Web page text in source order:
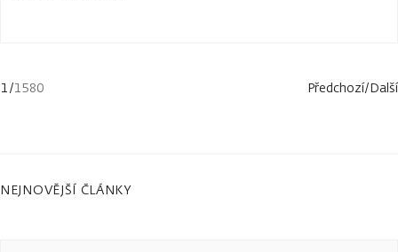
1/1580 Předchozí/Další
NEJNOVĚJŠÍ ČLÁNKY